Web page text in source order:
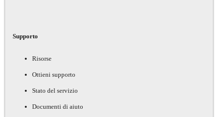
Supporto
Risorse
Ottieni supporto
Stato del servizio
Documenti di aiuto